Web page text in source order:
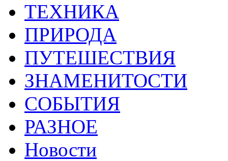
ТЕХНИКА
ПРИРОДА
ПУТЕШЕСТВИЯ
ЗНАМЕНИТОСТИ
СОБЫТИЯ
РАЗНОЕ
Новости